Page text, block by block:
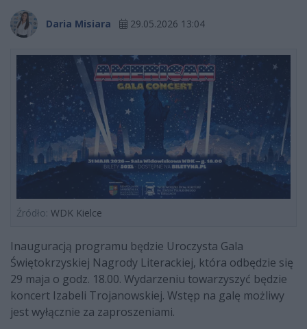
Daria Misiara 29.05.2026 13:04
Źródło: WDK Kielce
Inauguracją programu będzie Uroczysta Gala
Świętokrzyskiej Nagrody Literackiej, która odbędzie się
29 maja o godz. 18.00. Wydarzeniu towarzyszyć będzie
koncert Izabeli Trojanowskiej. Wstęp na galę możliwy
jest wyłącznie za zaproszeniami.